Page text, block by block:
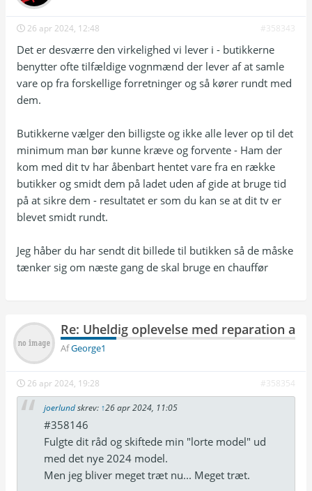
26 apr 2024, 12:48 #358343
Det er desværre den virkelighed vi lever i - butikkerne
benytter ofte tilfældige vognmænd der lever af at samle
vare op fra forskellige forretninger og så kører rundt med
dem.
Butikkerne vælger den billigste og ikke alle lever op til det
minimum man bør kunne kræve og forvente - Ham der
kom med dit tv har åbenbart hentet vare fra en række
butikker og smidt dem på ladet uden af gide at bruge tid
på at sikre dem - resultatet er som du kan se at dit tv er
blevet smidt rundt.
Jeg håber du har sendt dit billede til butikken så de måske
tænker sig om næste gang de skal bruge en chauffør
Re: Uheldig oplevelse med reparation af
AfGeorge1
26 apr 2024, 19:28 #358354
joerlundskrev: ↑26 apr 2024, 11:05
#358146
Fulgte dit råd og skiftede min "lorte model" ud
med det nye 2024 model.
Men jeg bliver meget træt nu... Meget træt.